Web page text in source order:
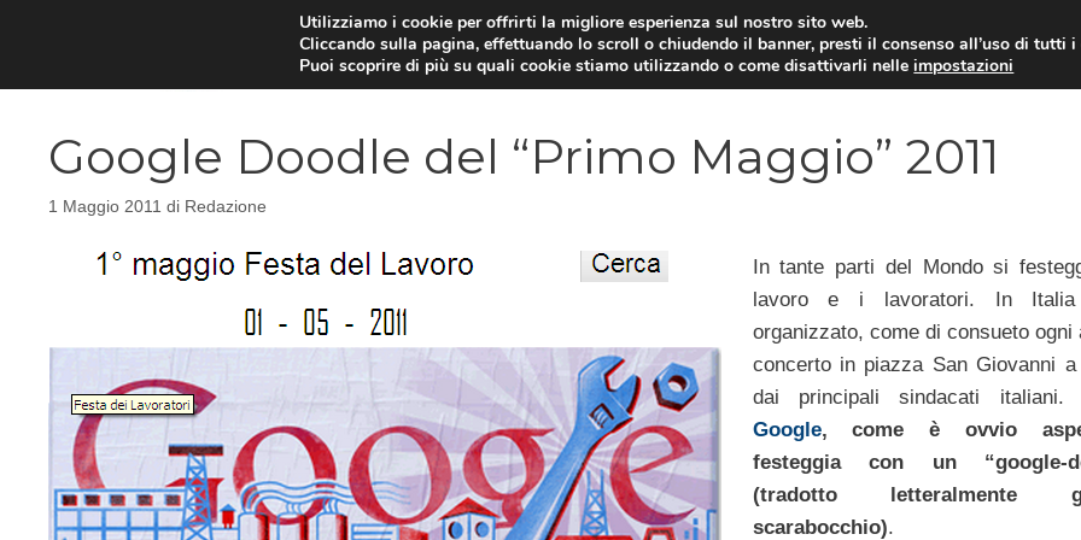
YUAN COIN GOSSIP NEWS DAL
Google Doodle del “Primo Maggio” 2011
1 Maggio 2011 di Redazione
In tante parti del Mondo si
lavoro e i lavoratori. In Italia
organizzato, come di consueto ogni
concerto in piazza San Giovanni a
dai principali sindacati italiani.
Google, come è ovvio
festeggia con un “google-
(tradotto letteralmente
scarabocchio).
Utilizziamo i cookie per offrirti la migliore esperienza sul nostro sito web.
Cliccando sulla pagina, effettuando lo scroll o chiudendo il banner, presti il consenso all’uso di tutti i
Puoi scoprire di più su quali cookie stiamo utilizzando o come disattivarli nelleimpostazioni